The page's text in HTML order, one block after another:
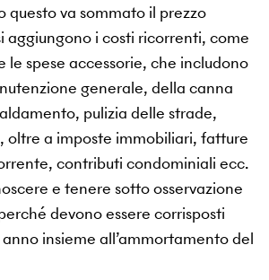
questo va sommato il prezzo
aggiungono i costi ricorrenti, come
le spese accessorie, che includono
generale, della canna
pulizia delle strade,
oltre a imposte immobiliari, fatture
contributi condominiali ecc.
e tenere sotto osservazione
devono essere corrisposti
insieme all’ammortamento del